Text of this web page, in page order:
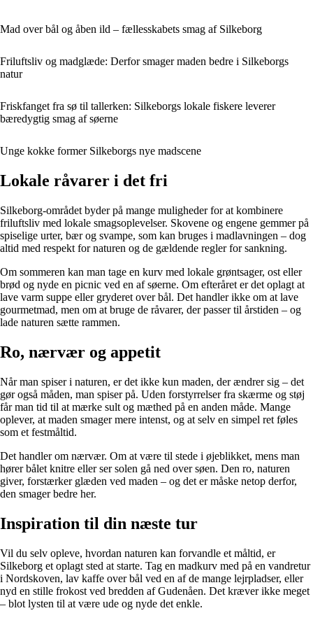
Mad over bål og åben ild – fællesskabets smag af Silkeborg
Friluftsliv og madglæde: Derfor smager maden bedre i Silkeborgs
natur
Friskfanget fra sø til tallerken: Silkeborgs lokale fiskere leverer
bæredygtig smag af søerne
Unge kokke former Silkeborgs nye madscene
Lokale råvarer i det fri
Silkeborg-området byder på mange muligheder for at kombinere
friluftsliv med lokale smagsoplevelser. Skovene og engene gemmer på
spiselige urter, bær og svampe, som kan bruges i madlavningen – dog
altid med respekt for naturen og de gældende regler for sankning.
Om sommeren kan man tage en kurv med lokale grøntsager, ost eller
brød og nyde en picnic ved en af søerne. Om efteråret er det oplagt at
lave varm suppe eller gryderet over bål. Det handler ikke om at lave
gourmetmad, men om at bruge de råvarer, der passer til årstiden – og
lade naturen sætte rammen.
Ro, nærvær og appetit
Når man spiser i naturen, er det ikke kun maden, der ændrer sig – det
gør også måden, man spiser på. Uden forstyrrelser fra skærme og støj
får man tid til at mærke sult og mæthed på en anden måde. Mange
oplever, at maden smager mere intenst, og at selv en simpel ret føles
som et festmåltid.
Det handler om nærvær. Om at være til stede i øjeblikket, mens man
hører bålet knitre eller ser solen gå ned over søen. Den ro, naturen
giver, forstærker glæden ved maden – og det er måske netop derfor,
den smager bedre her.
Inspiration til din næste tur
Vil du selv opleve, hvordan naturen kan forvandle et måltid, er
Silkeborg et oplagt sted at starte. Tag en madkurv med på en vandretur
i Nordskoven, lav kaffe over bål ved en af de mange lejrpladser, eller
nyd en stille frokost ved bredden af Gudenåen. Det kræver ikke meget
– blot lysten til at være ude og nyde det enkle.